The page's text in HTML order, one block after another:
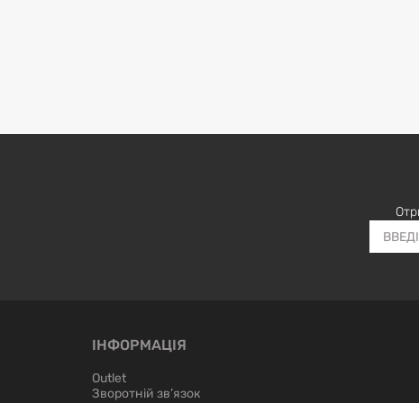
ІНФОРМАЦІЯ
Outlet
Зворотній зв’язок